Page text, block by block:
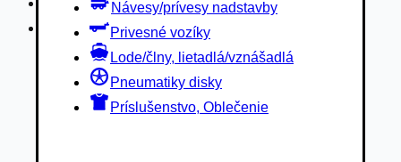
Návesy/prívesy nadstavby
Privesné vozíky
Lode/člny, lietadlá/vznášadlá
Pneumatiky disky
Príslušenstvo, Oblečenie
Pneumatiky disky
Príslušenstvo, Oblečenie